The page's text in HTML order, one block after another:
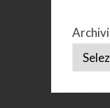
Archivi